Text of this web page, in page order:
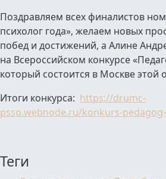
Поздравляем всех финалистов
психолог года», желаем новых
побед и достижений, а Алине
на Всероссийском конкурсе
который состоится в Москве этой
Итоги конкурса: https://drumc-
psso.webnode.ru/konkurs-
Теги